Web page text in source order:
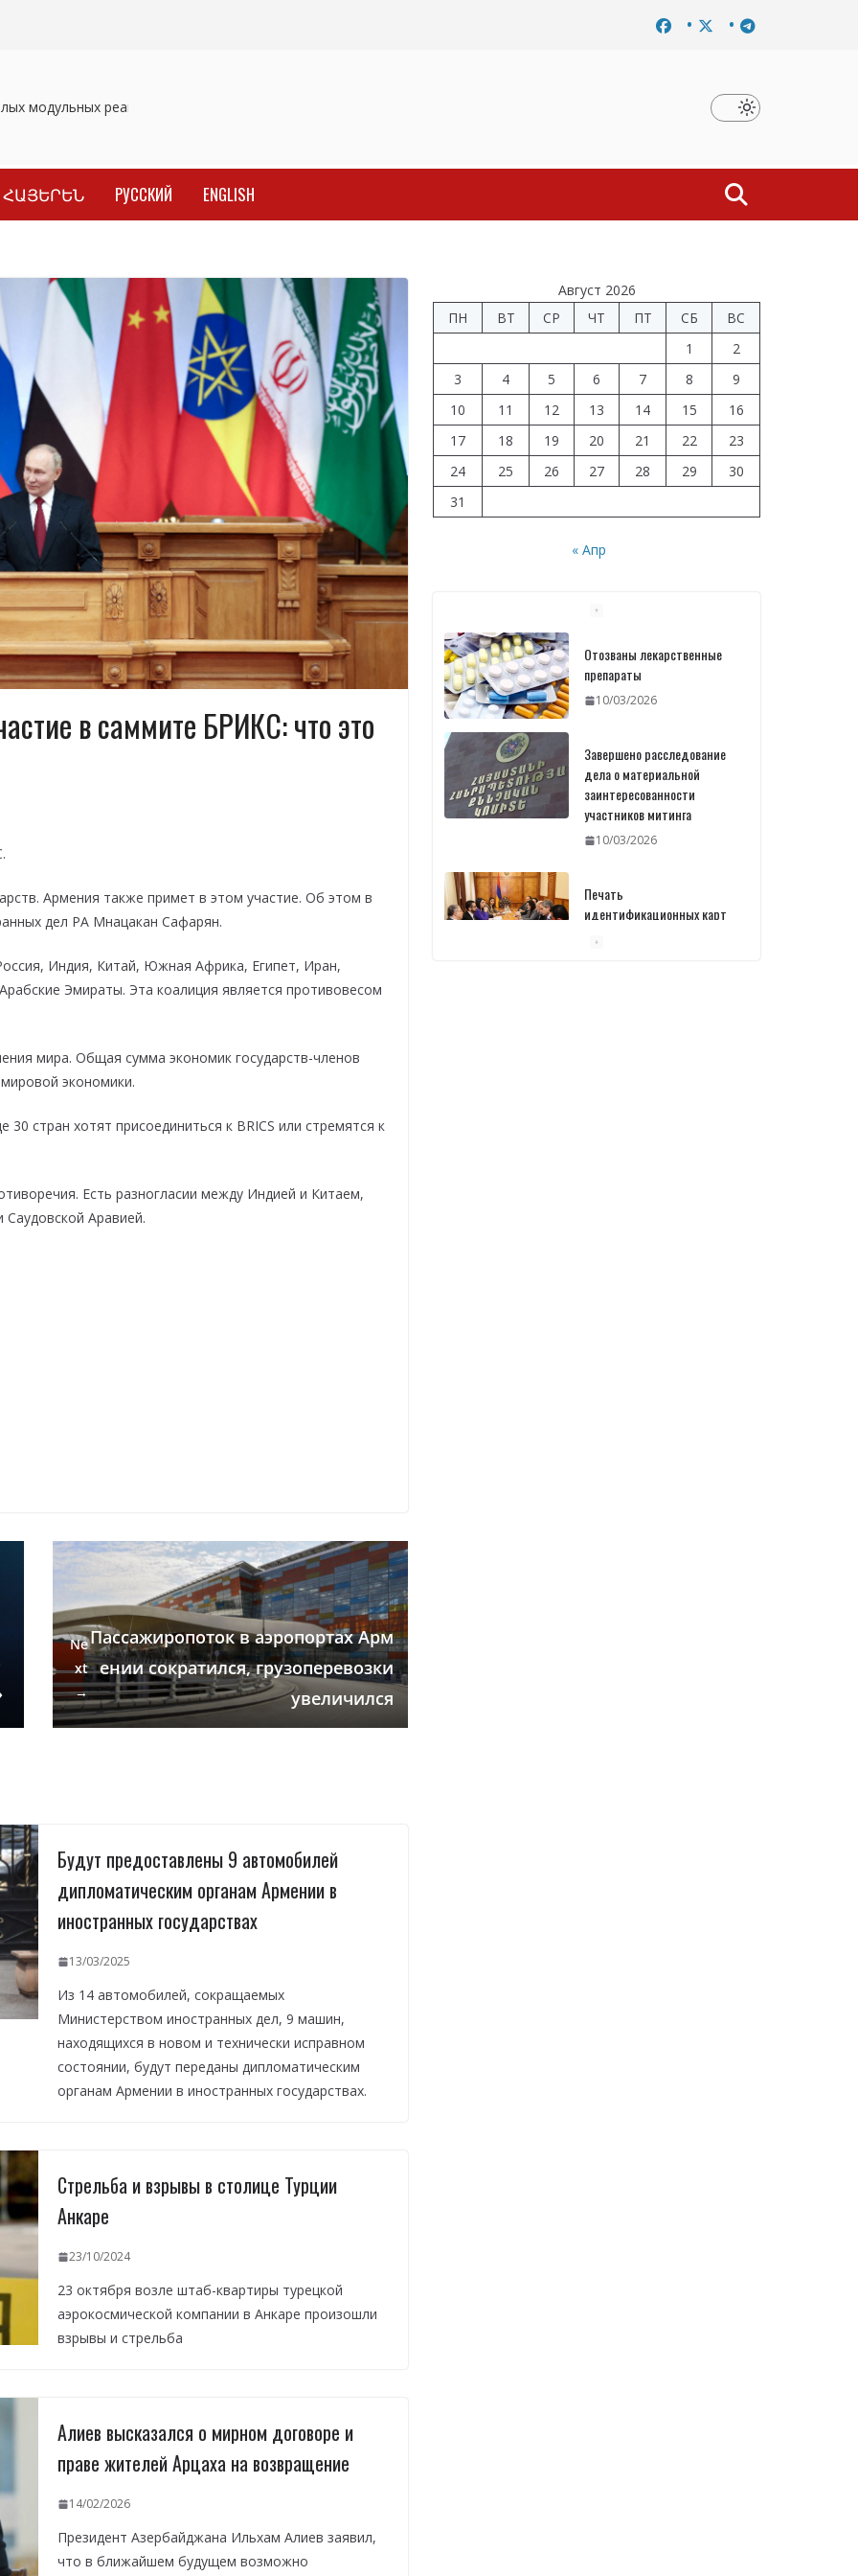
модульных реакторов Завершено расследование дела о материальной
ՀԱՅԵՐԵՆ РУССКИЙ ENGLISH
в саммите БРИКС: что это
Армения также примет в этом участие. Об этом в
дел РА Мнацакан Сафарян.
Индия, Китай, Южная Африка, Египет, Иран,
Эмираты. Эта коалиция является противовесом
мира. Общая сумма экономик государств-членов
экономики.
стран хотят присоединиться к BRICS или стремятся к
Есть разногласии между Индией и Китаем,
Аравией.
Ne
xt
→
Пассажиропоток в аэропортах Арм
ении сократился, грузоперевозки
увеличился
Будут предоставлены 9 автомобилей
дипломатическим органам Армении в
иностранных государствах
13/03/2025
Из 14 автомобилей, сокращаемых
Министерством иностранных дел, 9 машин,
находящихся в новом и технически исправном
состоянии, будут переданы дипломатическим
органам Армении в иностранных государствах.
Стрельба и взрывы в столице Турции
Анкаре
23/10/2024
23 октября возле штаб-квартиры турецкой
аэрокосмической компании в Анкаре произошли
взрывы и стрельба
Алиев высказался о мирном договоре и
праве жителей Арцаха на возвращение
14/02/2026
Президент Азербайджана Ильхам Алиев заявил,
что в ближайшем будущем возможно
Август 2026
ПН
ВТ СР ЧТ ПТ СБ
ВС
1
2
3
4 5 6 7 8
9
10
11 12 13 14 15
16
17
18 19 20 21 22
23
24
25 26 27 28 29
30
31
« Апр
Отозваны лекарственные
препараты
10/03/2026
Завершено расследование
дела о материальной
заинтересованности
участников митинга
10/03/2026
Печать
идентификационных карт